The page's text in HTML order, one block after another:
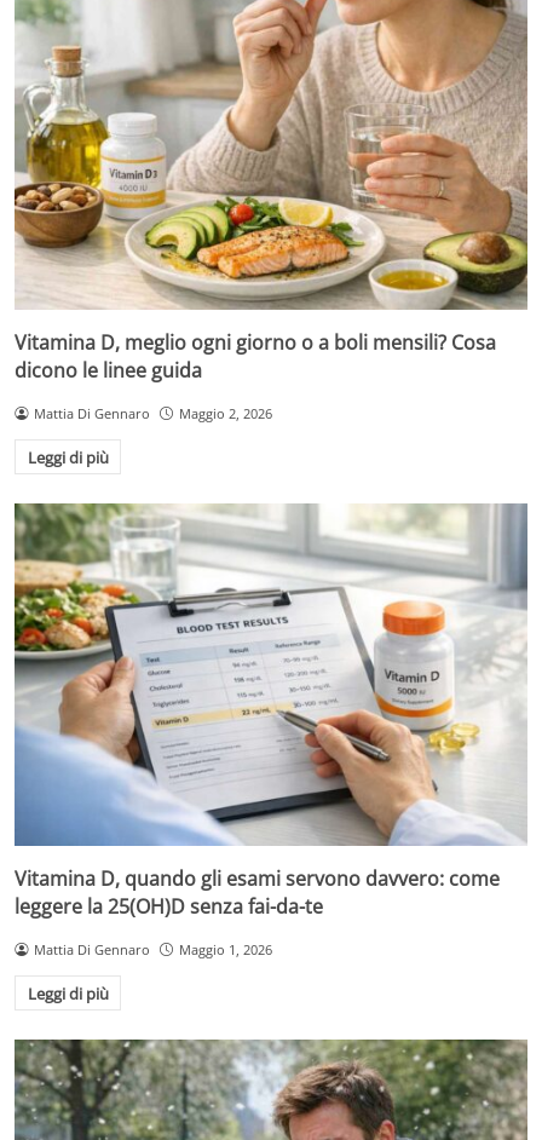
Vitamina D, meglio ogni giorno o a boli mensili? Cosa
dicono le linee guida
Mattia Di Gennaro Maggio 2, 2026
Leggi di più
Vitamina D, quando gli esami servono davvero: come
leggere la 25(OH)D senza fai-da-te
Mattia Di Gennaro Maggio 1, 2026
Leggi di più